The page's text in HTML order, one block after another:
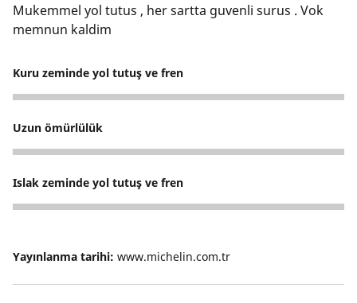
Mukemmel yol tutus , her sartta guvenli surus . Vok
memnun kaldim
Kuru zeminde yol tutuş ve fren
5
Uzun ömürlülük
5
Islak zeminde yol tutuş ve fren
5
Yayınlanma tarihi: www.michelin.com.tr